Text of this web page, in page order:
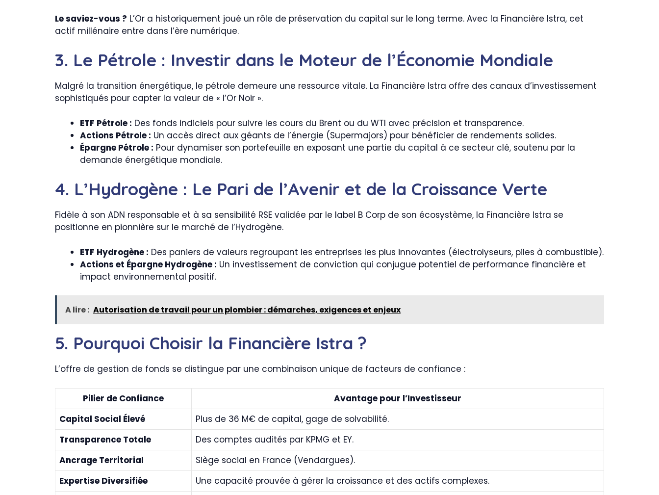
Le saviez-vous ? L’Or a historiquement joué un rôle de préservation du capital sur le long terme. Avec la Financière Istra, cet
actif millénaire entre dans l’ère numérique.
3. Le Pétrole : Investir dans le Moteur de l’Économie Mondiale
Malgré la transition énergétique, le pétrole demeure une ressource vitale. La Financière Istra offre des canaux d’investissement
sophistiqués pour capter la valeur de « l’Or Noir ».
ETF Pétrole : Des fonds indiciels pour suivre les cours du Brent ou du WTI avec précision et transparence.
Actions Pétrole : Un accès direct aux géants de l’énergie (Supermajors) pour bénéficier de rendements solides.
Épargne Pétrole : Pour dynamiser son portefeuille en exposant une partie du capital à ce secteur clé, soutenu par la
demande énergétique mondiale.
4. L’Hydrogène : Le Pari de l’Avenir et de la Croissance Verte
Fidèle à son ADN responsable et à sa sensibilité RSE validée par le label B Corp de son écosystème, la Financière Istra se
positionne en pionnière sur le marché de l’Hydrogène.
ETF Hydrogène : Des paniers de valeurs regroupant les entreprises les plus innovantes (électrolyseurs, piles à combustible).
Actions et Épargne Hydrogène : Un investissement de conviction qui conjugue potentiel de performance financière et
impact environnemental positif.
A lire : Autorisation de travail pour un plombier : démarches, exigences et enjeux
5. Pourquoi Choisir la Financière Istra ?
L’offre de gestion de fonds se distingue par une combinaison unique de facteurs de confiance :
Pilier de Confiance
Avantage pour l’Investisseur
Capital Social Élevé
Plus de 36 M€ de capital, gage de solvabilité.
Transparence Totale
Des comptes audités par KPMG et EY.
Ancrage Territorial
Siège social en France (Vendargues).
Expertise Diversifiée
Une capacité prouvée à gérer la croissance et des actifs complexes.